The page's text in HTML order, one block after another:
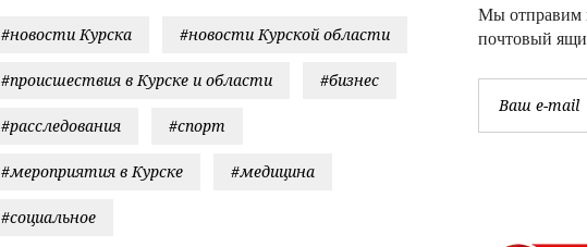
Мы отправим
почтовый
#новости Курска #новости Курской области
#происшествия в Курске и области #бизнес
#расследования #спорт
#мероприятия в Курске #медицина
#социальное